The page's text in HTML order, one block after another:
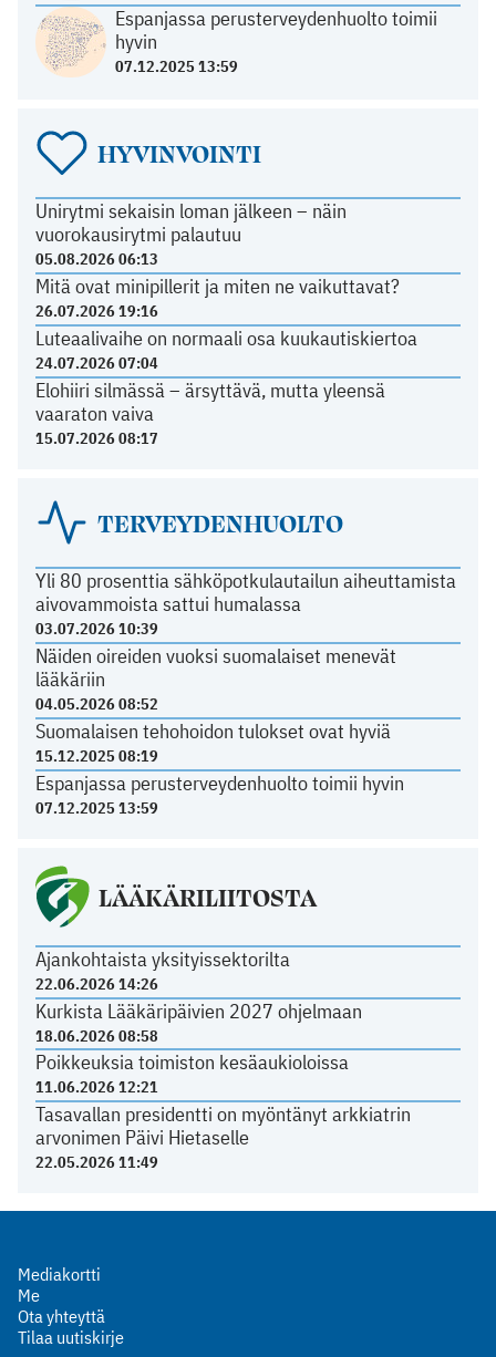
Espanjassa perusterveydenhuolto toimii
hyvin
07.12.2025 13:59
HYVINVOINTI
Unirytmi sekaisin loman jälkeen – näin
vuorokausirytmi palautuu
05.08.2026 06:13
Mitä ovat minipillerit ja miten ne vaikuttavat?
26.07.2026 19:16
Luteaalivaihe on normaali osa kuukautiskiertoa
24.07.2026 07:04
Elohiiri silmässä – ärsyttävä, mutta yleensä
vaaraton vaiva
15.07.2026 08:17
TERVEYDENHUOLTO
Yli 80 prosenttia sähköpotkulautailun aiheuttamista
aivovammoista sattui humalassa
03.07.2026 10:39
Näiden oireiden vuoksi suomalaiset menevät
lääkäriin
04.05.2026 08:52
Suomalaisen tehohoidon tulokset ovat hyviä
15.12.2025 08:19
Espanjassa perusterveydenhuolto toimii hyvin
07.12.2025 13:59
LÄÄKÄRILIITOSTA
Ajankohtaista yksityissektorilta
22.06.2026 14:26
Kurkista Lääkäripäivien 2027 ohjelmaan
18.06.2026 08:58
Poikkeuksia toimiston kesäaukioloissa
11.06.2026 12:21
Tasavallan presidentti on myöntänyt arkkiatrin
arvonimen Päivi Hietaselle
22.05.2026 11:49
Mediakortti
Me
Ota yhteyttä
Tilaa uutiskirje